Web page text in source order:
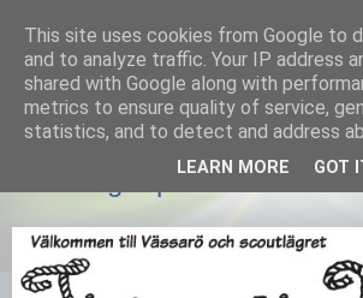
Equmenia i Harbo
Scoutläger på Vässarö!
This site uses cookies from Google to
and to analyze traffic. Your IP address
shared with Google along with
metrics to ensure quality of service,
statistics, and to detect and address
LEARN MORE GOT